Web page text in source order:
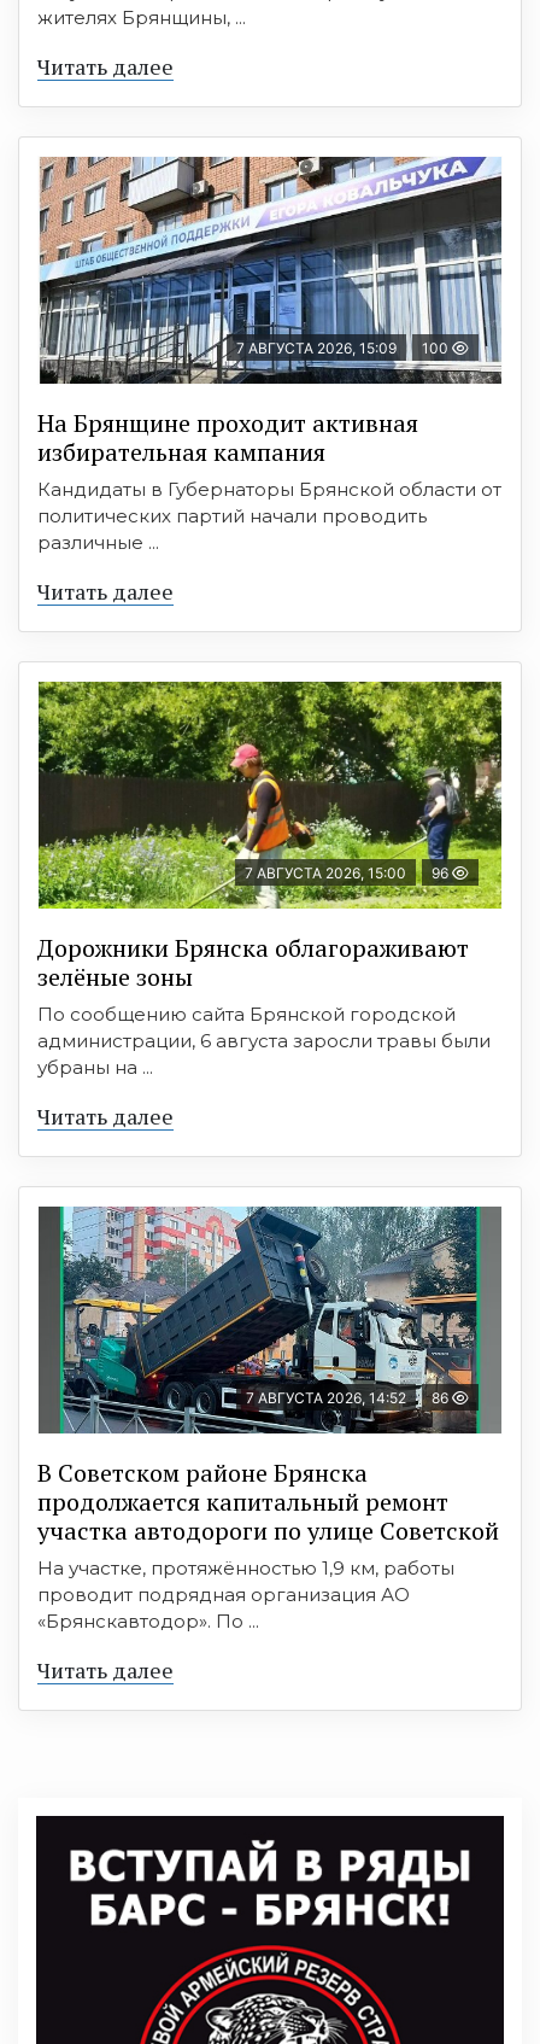
жителях Брянщины, ...
Читать далее
7 АВГУСТА 2026, 15:09 100
На Брянщине проходит активная
избирательная кампания
Кандидаты в Губернаторы Брянской области от
политических партий начали проводить
различные ...
Читать далее
7 АВГУСТА 2026, 15:00 96
Дорожники Брянска облагораживают
зелёные зоны
По сообщению сайта Брянской городской
администрации, 6 августа заросли травы были
убраны на ...
Читать далее
7 АВГУСТА 2026, 14:52 86
В Советском районе Брянска
продолжается капитальный ремонт
участка автодороги по улице Советской
На участке, протяжённостью 1,9 км, работы
проводит подрядная организация АО
«Брянскавтодор». По ...
Читать далее